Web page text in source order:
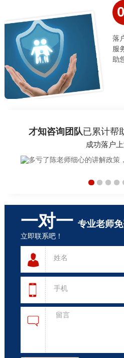
落
服
助
才知咨询团队已累计帮
成功落户上
一对一专业老师
立即联系吧！